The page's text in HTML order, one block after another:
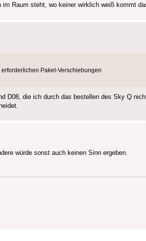
Raum steht, wo keiner wirklich weiß kommt
Paket-Verschiebungen
D08, die ich durch das bestellen des Sky Q
würde sonst auch keinen Sinn ergeben.